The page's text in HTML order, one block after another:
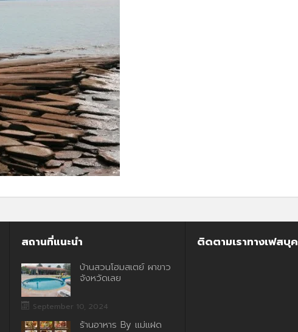
สถานที่แนะนำ
บ้านสวนโฮมสเตย์ ผาขาว
จังหวัดเลย
September 10, 2024
ร้านอาหาร By แม่แฝด
ติดตามเราทางเฟสบุค